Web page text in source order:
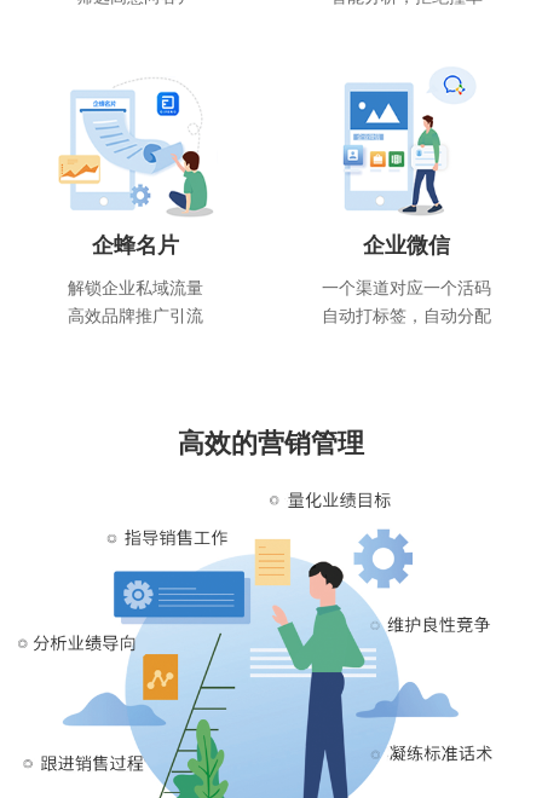
企蜂名片
解锁企业私域流量
高效品牌推广引流
企业微信
一个渠道对应一个活码
自动打标签，自动分配
高效的营销管理